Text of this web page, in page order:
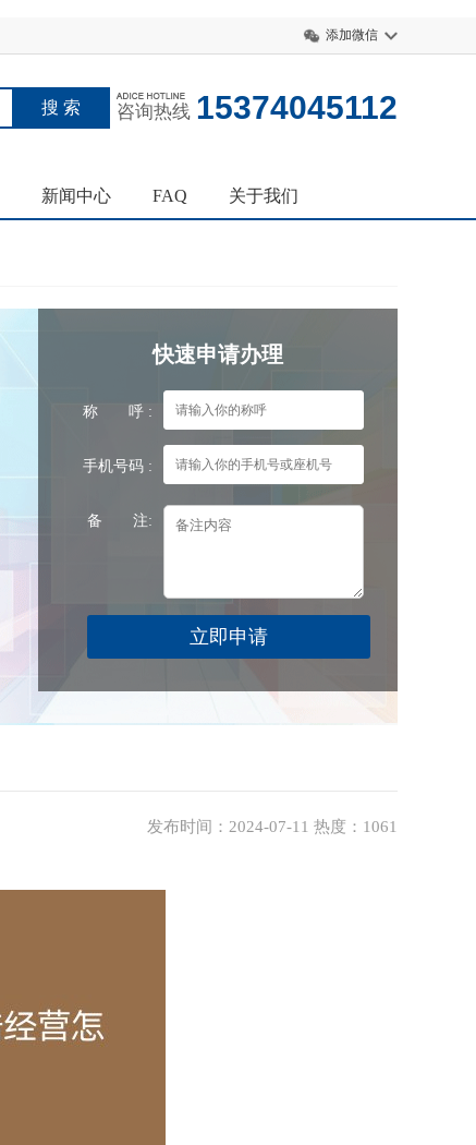
添加微信
咨询热线 15374045112
新闻中心 FAQ 关于我们
快速申请办理
称 呼 :
手机号码 :
备 注:
发布时间：2024-07-11 热度：1061